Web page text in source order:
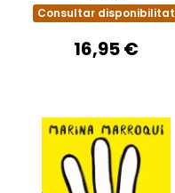
Consultar disponibilitat
16,95 €